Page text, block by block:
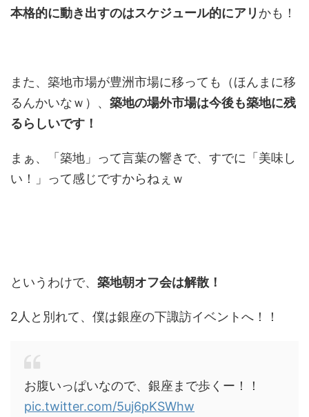
本格的に動き出すのはスケジュール的にアリ かも！
また、築地市場が豊洲市場に移っても（ほんまに移
るんかいなｗ）、 築地の場外市場は今後も築地に残
るらしいです！
まぁ、「築地」って言葉の響きで、すでに「美味し
い！」って感じですからねぇｗ
というわけで、 築地朝オフ会は解散！
2人と別れて、僕は銀座の下諏訪イベントへ！！
お腹いっぱいなので、銀座まで歩くー！！
pic.twitter.com/5uj6pKSWhw